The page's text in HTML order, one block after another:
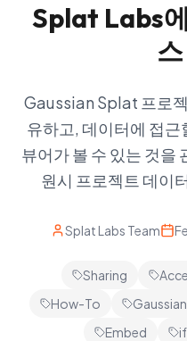
Splat Labs
Gaussian Splat 프로
유하고, 데이터에 접근
뷰어가 볼 수 있는 것을
원시 프로젝트 데이
Splat Labs Team
Sharing
How-To
Embed